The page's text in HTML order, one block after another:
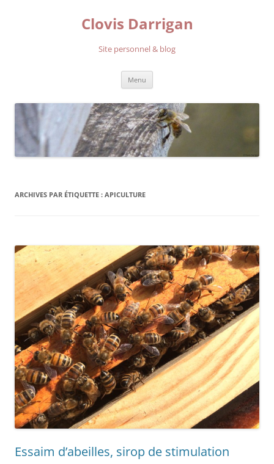
Clovis Darrigan
Site personnel & blog
Menu
ARCHIVES PAR ÉTIQUETTE : APICULTURE
Essaim d’abeilles, sirop de stimulation